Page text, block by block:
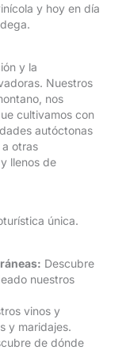
y hoy en día
y la
Nuestros
nos
cultivamos con
autóctonas
otras
llenos de
única.
Descubre
nuestros
vinos y
y maridajes.
de dónde